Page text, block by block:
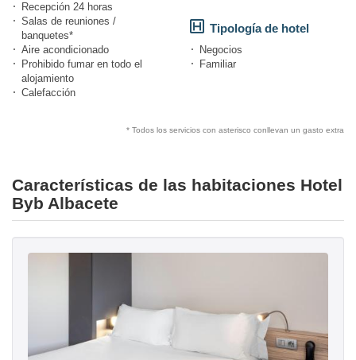
Recepción 24 horas
Salas de reuniones /
banquetes*
Aire acondicionado
Prohibido fumar en todo el
alojamiento
Calefacción
Tipología de hotel
Negocios
Familiar
* Todos los servicios con asterisco conllevan un gasto extra
Características de las habitaciones Hotel
Byb Albacete